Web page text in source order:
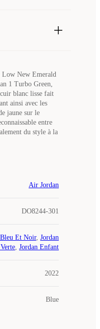
Low New Emerald
1 Turbo Green,
blanc lisse fait
ainsi avec les
jaune sur le
entre
du style à la
Air Jordan
DO8244-301
Et Noir, Jordan
, Jordan Enfant
2022
Blue